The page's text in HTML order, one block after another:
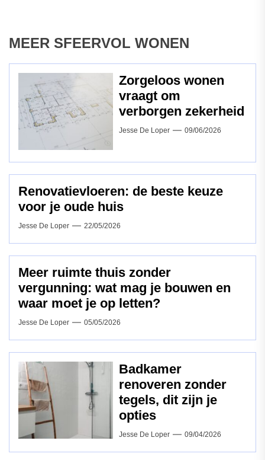
MEER SFEERVOL WONEN
Zorgeloos wonen
vraagt om
verborgen zekerheid
Jesse De Loper 09/06/2026
Renovatievloeren: de beste keuze
voor je oude huis
Jesse De Loper 22/05/2026
Meer ruimte thuis zonder
vergunning: wat mag je bouwen en
waar moet je op letten?
Jesse De Loper 05/05/2026
Badkamer
renoveren zonder
tegels, dit zijn je
opties
Jesse De Loper 09/04/2026